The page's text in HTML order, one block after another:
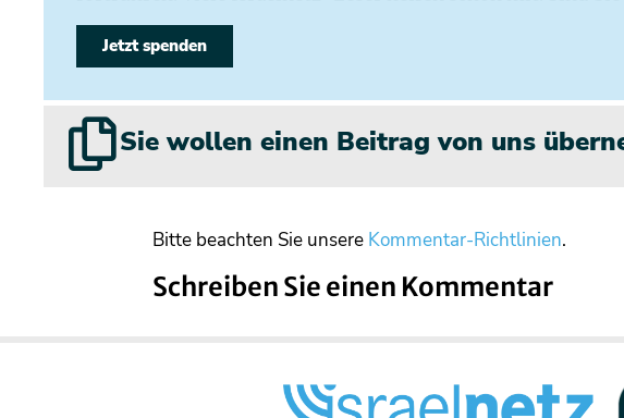
Jetzt spenden
Sie wollen einen Beitrag von uns
Bitte beachten Sie unsere Kommentar-Richtlinien.
Schreiben Sie einen Kommentar